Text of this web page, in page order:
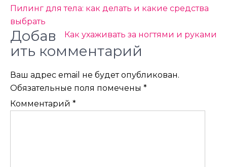
Навигация
по
записям
Пилинг для тела: как делать и какие средства
выбрать
Как ухаживать за ногтями и руками
Добав
ить комментарий
Ваш адрес email не будет опубликован.
Обязательные поля помечены *
Комментарий *